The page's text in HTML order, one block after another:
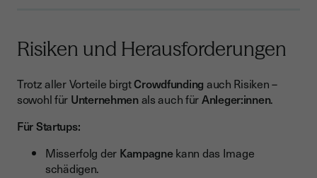
Risiken und Herausforderungen
Trotz aller Vorteile birgtCrowdfunding auch Risiken –
sowohl für Unternehmenals auch fürAnleger:innen.
Für Startups:
Misserfolg der Kampagnekann das Image
schädigen.